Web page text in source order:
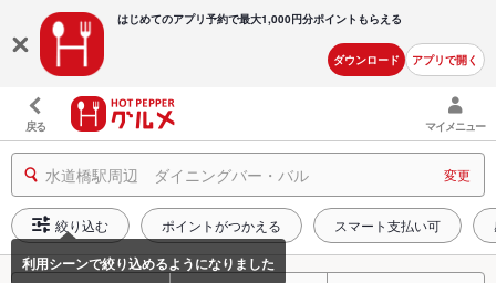
はじめてのアプリ予約で最大1,000円分ポイントもらえる
ダウンロード アプリで開く
戻る マイメニュー
水道橋駅周辺 ダイニングバー・バル 変更
絞り込む ポイントがつかえる スマート支払い可